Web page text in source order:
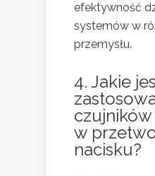
efektywność
systemów w
przemysłu.
4. Jakie
w
nacisku?